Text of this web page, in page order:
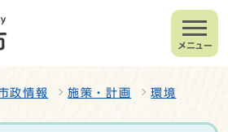
メニュー
政情報 施策・計画 環境